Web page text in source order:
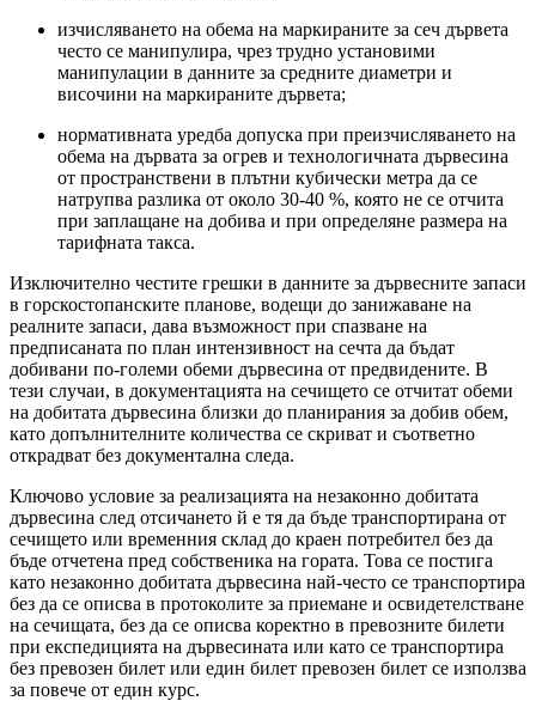
изчисляването на обема на маркираните за сеч дървета
често се манипулира, чрез трудно установими
манипулации в данните за средните диаметри и
височини на маркираните дървета;
нормативната уредба допуска при преизчисляването на
обема на дървата за огрев и технологичната дървесина
от пространствени в плътни кубически метра да се
натрупва разлика от около 30-40 %, която не се отчита
при заплащане на добива и при определяне размера на
тарифната такса.
Изключително честите грешки в данните за дървесните запаси
в горскостопанските планове, водещи до занижаване на
реалните запаси, дава възможност при спазване на
предписаната по план интензивност на сечта да бъдат
добивани по-големи обеми дървесина от предвидените. В
тези случаи, в документацията на сечището се отчитат обеми
на добитата дървесина близки до планирания за добив обем,
като допълнителните количества се скриват и съответно
открадват без документална следа.
Ключово условие за реализацията на незаконно добитата
дървесина след отсичането й е тя да бъде транспортирана от
сечището или временния склад до краен потребител без да
бъде отчетена пред собственика на гората. Това се постига
като незаконно добитата дървесина най-често се транспортира
без да се описва в протоколите за приемане и освидетелстване
на сечищата, без да се описва коректно в превозните билети
при експедицията на дървесината или като се транспортира
без превозен билет или един билет превозен билет се използва
за повече от един курс.